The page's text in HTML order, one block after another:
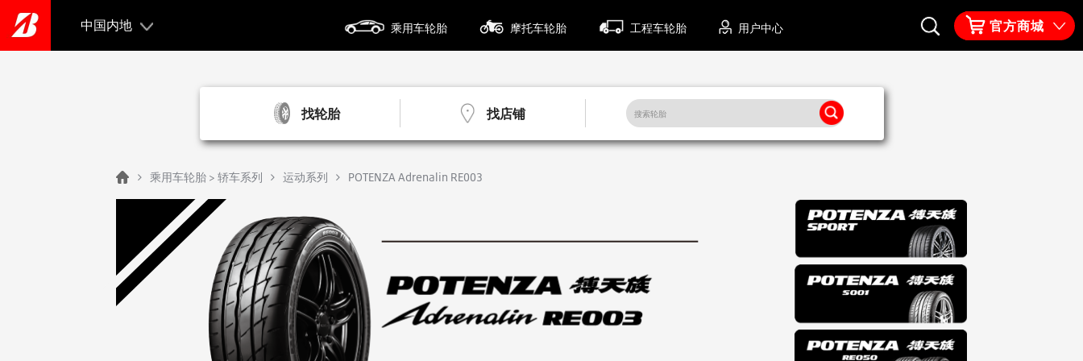
main
中国内地 乘用车轮胎 摩托车轮胎 工程车轮胎 用户中心 官方商城
找轮胎 找店铺
Home 乘用车轮胎 > 轿车系列 运动系列 POTENZA Adrenalin RE003